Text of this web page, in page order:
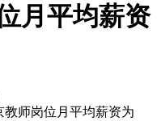
月平均薪资
教师岗位月平均薪资为